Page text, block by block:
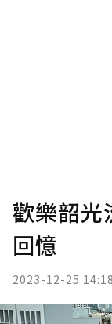
歡樂韶光
回憶
2023-12-25 14:18